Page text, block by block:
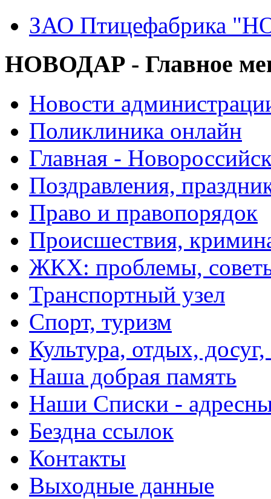
ЗАО Птицефабрика
НОВОДАР - Главное
Новости
Поликлиника онлайн
Главная -
Поздравления,
Право и правопорядок
Происшествия,
ЖКХ: проблемы,
Транспортный узел
Спорт, туризм
Культура, отдых,
Наша добрая память
Наши Списки -
Бездна ссылок
Контакты
Выходные данные